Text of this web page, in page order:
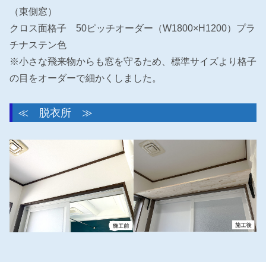
（東側窓）
クロス面格子 50ピッチオーダー（W1800×H1200）プラ
チナステン色
※小さな飛来物からも窓を守るため、標準サイズより格子
の目をオーダーで細かくしました。
≪ 脱衣所 ≫